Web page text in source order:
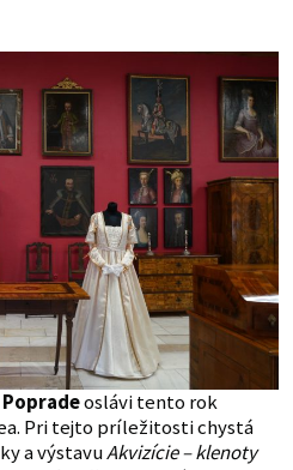
oslávi tento rok
Pri tejto príležitosti chystá
a výstavuAkvizície – klenoty